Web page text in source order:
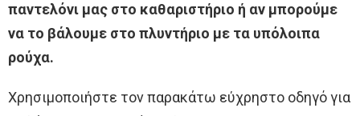
παντελόνι μας στο καθαριστήριο ή αν μπορούμε
να το βάλουμε στο πλυντήριο με τα υπόλοιπα
ρούχα.
Χρησιμοποιήστε τον παρακάτω εύχρηστο οδηγό για